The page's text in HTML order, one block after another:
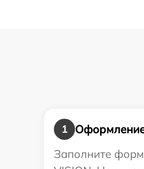
1
Заполните